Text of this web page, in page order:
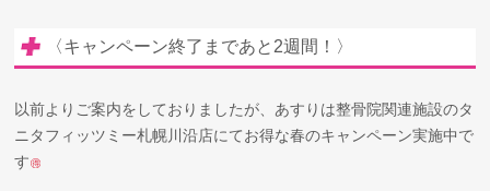
〈キャンペーン終了まであと2週間！〉
以前よりご案内をしておりましたが、あすりは整骨院関連施設のタ
ニタフィッツミー札幌川沿店にてお得な春のキャンペーン実施中で
す